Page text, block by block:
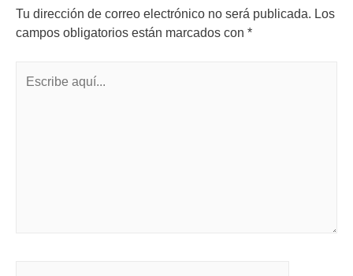
Tu dirección de correo electrónico no será publicada. Los
campos obligatorios están marcados con *